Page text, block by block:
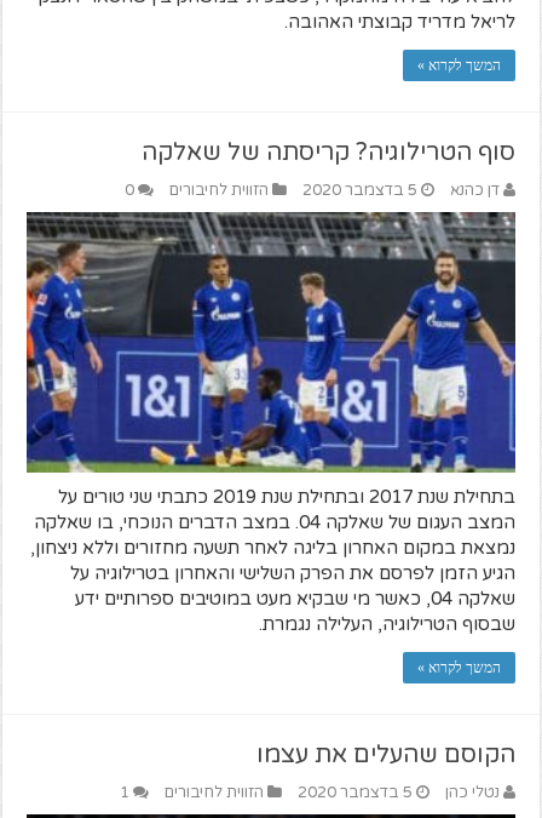
לריאל מדריד קבוצתי האהובה.
המשך לקרוא »
סוף הטרילוגיה? קריסתה של שאלקה
דן כהנא 5 בדצמבר 2020 הזווית לחיבורים 0
בתחילת שנת 2017 ובתחילת שנת 2019 כתבתי שני טורים על
המצב העגום של שאלקה 04. במצב הדברים הנוכחי, בו שאלקה
נמצאת במקום האחרון בליגה לאחר תשעה מחזורים וללא ניצחון,
הגיע הזמן לפרסם את הפרק השלישי והאחרון בטרילוגיה על
שאלקה 04, כאשר מי שבקיא מעט במוטיבים ספרותיים ידע
שבסוף הטרילוגיה, העלילה נגמרת.
המשך לקרוא »
הקוסם שהעלים את עצמו
נטלי כהן 5 בדצמבר 2020 הזווית לחיבורים 1